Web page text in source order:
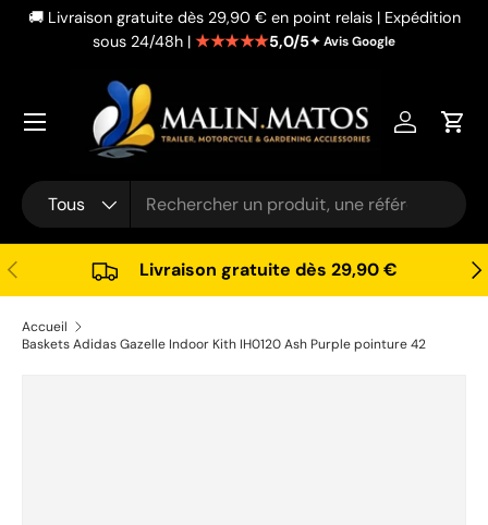
Aller au contenu
🚚 Livraison gratuite dès 29,90 € en point relais | Expédition
sous 24/48h | ★★★★★5,0/5✦ Avis Google
Recherche
Type de produit
Tous
Se
Précédent Livraison gratuite dès 29,90 €
Accueil
Baskets Adidas Gazelle Indoor Kith IH0120 Ash Purple pointure 42